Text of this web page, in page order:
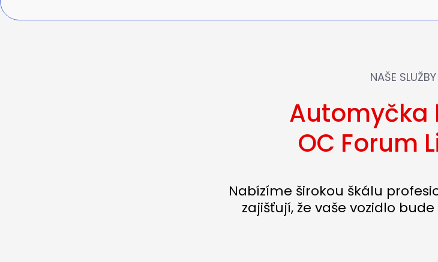
NAŠE SLUŽBY
Automyčka
OC Forum
Nabízíme širokou škálu
zajišťují, že vaše vozidlo